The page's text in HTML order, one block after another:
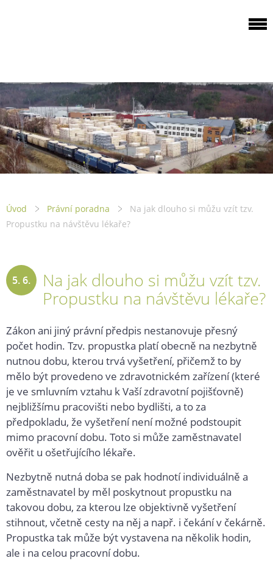
Úvod Právní poradna
Na jak dlouho si můžu vzít tzv.
Propustku na návštěvu lékaře?
5. 6.
Na jak dlouho si můžu vzít tzv.
Propustku na návštěvu lékaře?
Zákon ani jiný právní předpis nestanovuje přesný
počet hodin. Tzv. propustka platí obecně na nezbytně
nutnou dobu, kterou trvá vyšetření, přičemž to by
mělo být provedeno ve zdravotnickém zařízení (které
je ve smluvním vztahu k Vaší zdravotní pojišťovně)
nejbližšímu pracovišti nebo bydlišti, a to za
předpokladu, že vyšetření není možné podstoupit
mimo pracovní dobu. Toto si může zaměstnavatel
ověřit u ošetřujícího lékaře.
Nezbytně nutná doba se pak hodnotí individuálně a
zaměstnavatel by měl poskytnout propustku na
takovou dobu, za kterou lze objektivně vyšetření
stihnout, včetně cesty na něj a např. i čekání v čekárně.
Propustka tak může být vystavena na několik hodin,
ale i na celou pracovní dobu.